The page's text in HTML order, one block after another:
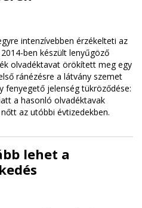
intenzívebben érzékelteti az
ben készült lenyűgöző
olvadéktavat örökített meg egy
ránézésre a látvány szemet
fenyegető jelenség tükröződése:
a hasonló olvadéktavak
az utóbbi évtizedekben.
lehet a